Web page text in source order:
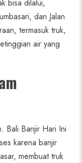
bisa dilalui,
dan Jalan
termasuk truk,
air yang
Bali Banjir Hari Ini
karena banjir
membuat truk